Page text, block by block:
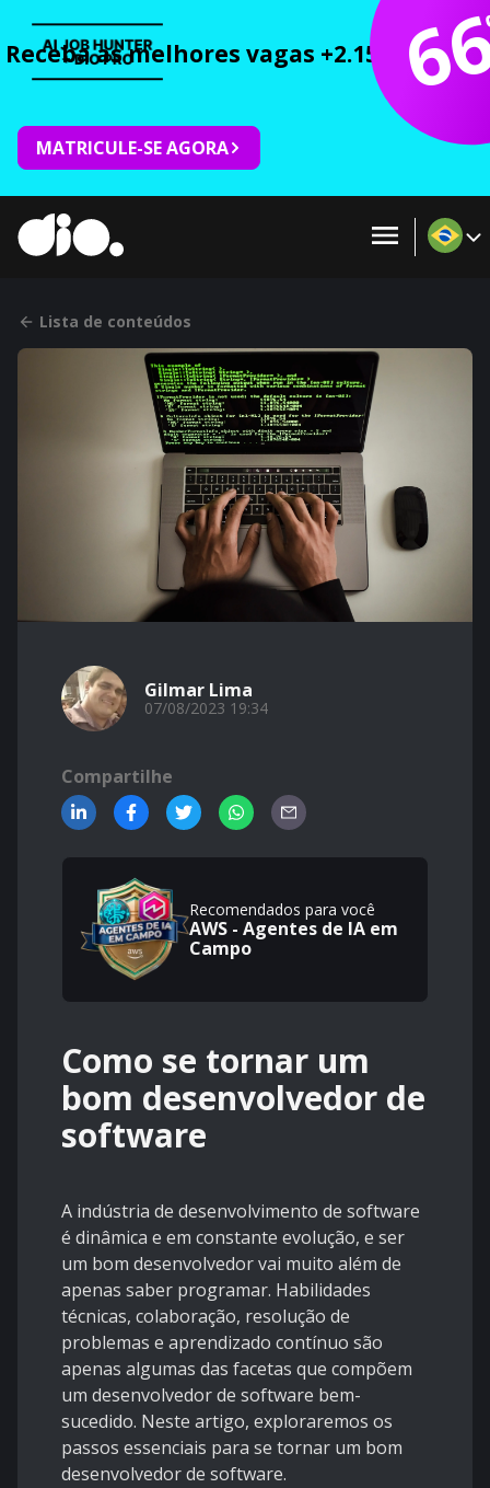
Receba as melhores vagas +2.150 cursos
MATRICULE-SE AGORA
Lista de conteúdos
Gilmar Lima
07/08/2023 19:34
Compartilhe
Recomendados para você
AWS - Agentes de IA em
Campo
Como se tornar um
bom desenvolvedor de
software
A indústria de desenvolvimento de software
é dinâmica e em constante evolução, e ser
um bom desenvolvedor vai muito além de
apenas saber programar. Habilidades
técnicas, colaboração, resolução de
problemas e aprendizado contínuo são
apenas algumas das facetas que compõem
um desenvolvedor de software bem-
sucedido. Neste artigo, exploraremos os
passos essenciais para se tornar um bom
desenvolvedor de software.